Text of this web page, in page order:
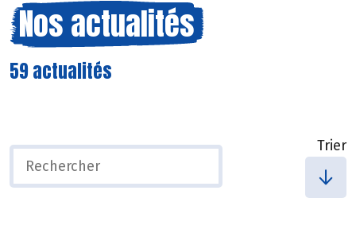
Nos actualités
59 actualités
Trier